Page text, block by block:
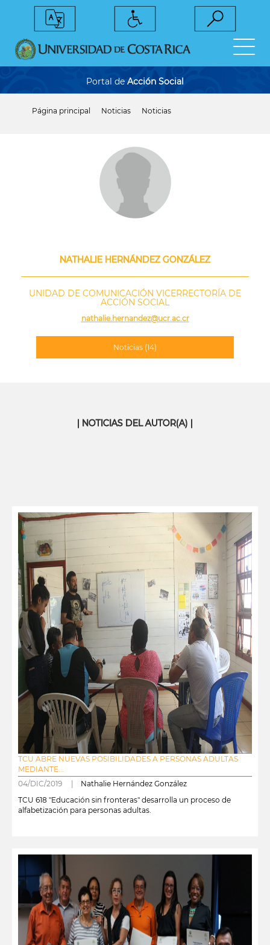
Portal de Acción Social
Página principal Noticias Noticias
NATHALIE HERNÁNDEZ GONZÁLEZ
UNIDAD DE COMUNICACIÓN VICERRECTORÍA DE
ACCIÓN SOCIAL
nathalie.hernandez@ucr.ac.cr
Noticias (14)
| NOTICIAS DEL AUTOR(A) |
TCU ABRE NUEVAS POSIBILIDADES A PERSONAS ADULTAS
MEDIANTE...
04/DIC/2019 | Nathalie Hernández González
TCU 618 "Educación sin fronteras" desarrolla un proceso de
alfabetización para personas adultas.